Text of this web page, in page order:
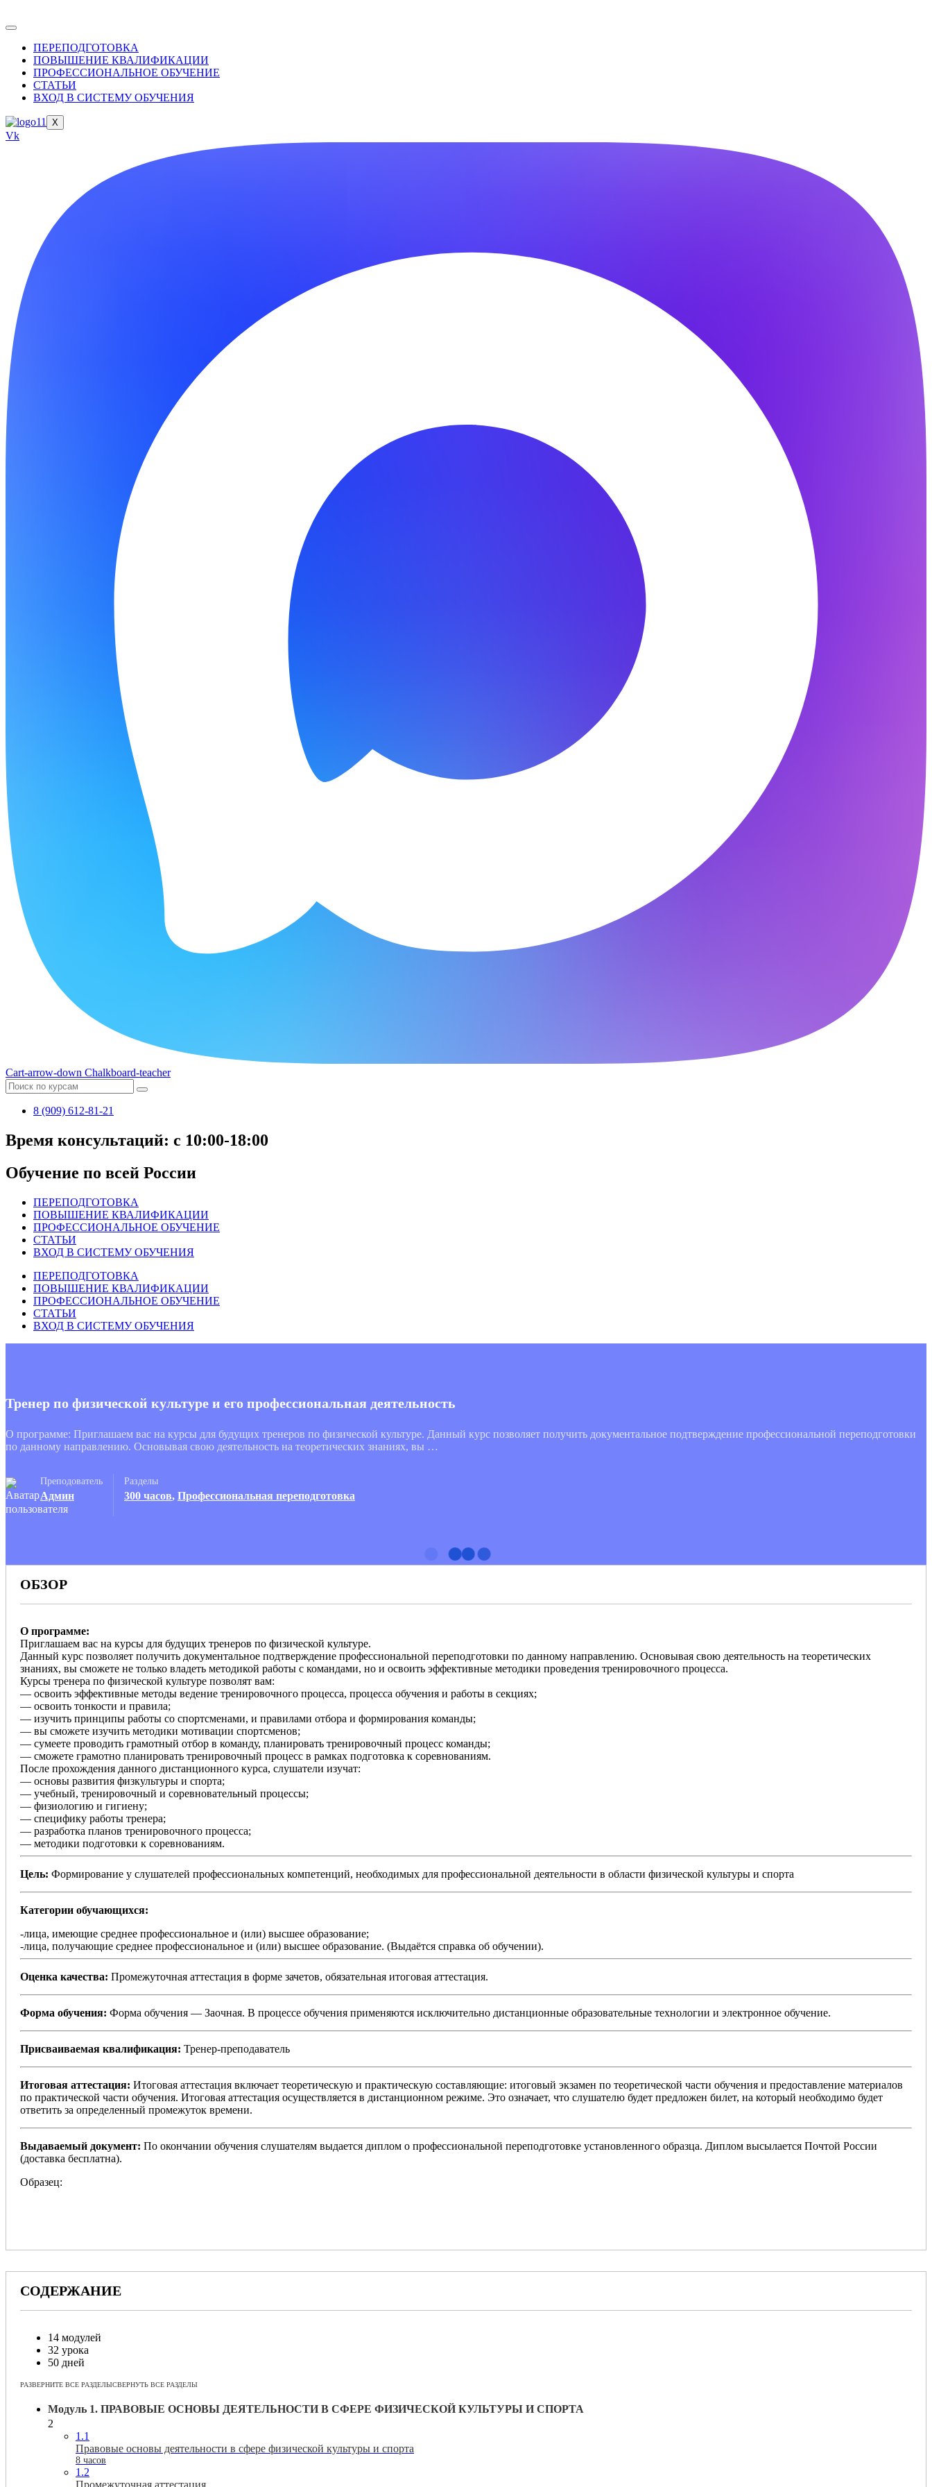
ПЕРЕПОДГОТОВКА
ПОВЫШЕНИЕ КВАЛИФИКАЦИИ
ПРОФЕССИОНАЛЬНОЕ ОБУЧЕНИЕ
СТАТЬИ
ВХОД В СИСТЕМУ ОБУЧЕНИЯ
X
Vk
Cart-arrow-down Chalkboard-teacher
8 (909) 612-81-21
Время консультаций: с 10:00-18:00
Обучение по всей России
ПЕРЕПОДГОТОВКА
ПОВЫШЕНИЕ КВАЛИФИКАЦИИ
ПРОФЕССИОНАЛЬНОЕ ОБУЧЕНИЕ
СТАТЬИ
ВХОД В СИСТЕМУ ОБУЧЕНИЯ
ПЕРЕПОДГОТОВКА
ПОВЫШЕНИЕ КВАЛИФИКАЦИИ
ПРОФЕССИОНАЛЬНОЕ ОБУЧЕНИЕ
СТАТЬИ
ВХОД В СИСТЕМУ ОБУЧЕНИЯ
Тренер по физической культуре и его профессиональная деятельность
О программе: Приглашаем вас на курсы для будущих тренеров по физической культуре. Данный курс позволяет получить документальное подтверждение профессиональной переподготовки
по данному направлению. Основывая свою деятельность на теоретических знаниях, вы …
Преподователь
Админ
Разделы
300 часов, Профессиональная переподготовка
ОБЗОР
О программе:
Приглашаем вас на курсы для будущих тренеров по физической культуре.
Данный курс позволяет получить документальное подтверждение профессиональной переподготовки по данному направлению. Основывая свою деятельность на теоретических
знаниях, вы сможете не только владеть методикой работы с командами, но и освоить эффективные методики проведения тренировочного процесса.
Курсы тренера по физической культуре позволят вам:
— освоить эффективные методы ведение тренировочного процесса, процесса обучения и работы в секциях;
— освоить тонкости и правила;
— изучить принципы работы со спортсменами, и правилами отбора и формирования команды;
— вы сможете изучить методики мотивации спортсменов;
— сумеете проводить грамотный отбор в команду, планировать тренировочный процесс команды;
— сможете грамотно планировать тренировочный процесс в рамках подготовка к соревнованиям.
После прохождения данного дистанционного курса, слушатели изучат:
— основы развития физкультуры и спорта;
— учебный, тренировочный и соревновательный процессы;
— физиологию и гигиену;
— специфику работы тренера;
— разработка планов тренировочного процесса;
— методики подготовки к соревнованиям.
Цель: Формирование у слушателей профессиональных компетенций, необходимых для профессиональной деятельности в области физической культуры и спорта
Категории обучающихся:
-лица, имеющие среднее профессиональное и (или) высшее образование;
-лица, получающие среднее профессиональное и (или) высшее образование. (Выдаётся справка об обучении).
Оценка качества: Промежуточная аттестация в форме зачетов, обязательная итоговая аттестация.
Форма обучения: Форма обучения — Заочная. В процессе обучения применяются исключительно дистанционные образовательные технологии и электронное обучение.
Присваиваемая квалификация: Тренер-преподаватель
Итоговая аттестация: Итоговая аттестация включает теоретическую и практическую составляющие: итоговый экзамен по теоретической части обучения и предоставление материалов
по практической части обучения. Итоговая аттестация осуществляется в дистанционном режиме. Это означает, что слушателю будет предложен билет, на который необходимо будет
ответить за определенный промежуток времени.
Выдаваемый документ: По окончании обучения слушателям выдается диплом о профессиональной переподготовке установленного образца. Диплом высылается Почтой России
(доставка бесплатна).
Образец:
СОДЕРЖАНИЕ
14 модулей
32 урока
50 дней
РАЗВЕРНИТЕ ВСЕ РАЗДЕЛЫСВЕРНУТЬ ВСЕ РАЗДЕЛЫ
Модуль 1. ПРАВОВЫЕ ОСНОВЫ ДЕЯТЕЛЬНОСТИ В СФЕРЕ ФИЗИЧЕСКОЙ КУЛЬТУРЫ И СПОРТА
2
1.1
Правовые основы деятельности в сфере физической культуры и спорта
8 часов
1.2
Промежуточная аттестация